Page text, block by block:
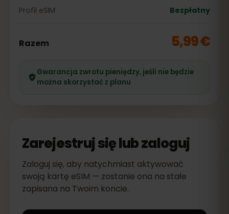
Profil eSIM
Bezpłatny
Razem 5,99 €
Gwarancja zwrotu pieniędzy, jeśli nie będzie
można skorzystać z planu
Zarejestruj się lub zaloguj
Zaloguj się, aby natychmiast aktywować
swoją kartę eSIM — zostanie ona na stałe
zapisana na Twoim koncie.